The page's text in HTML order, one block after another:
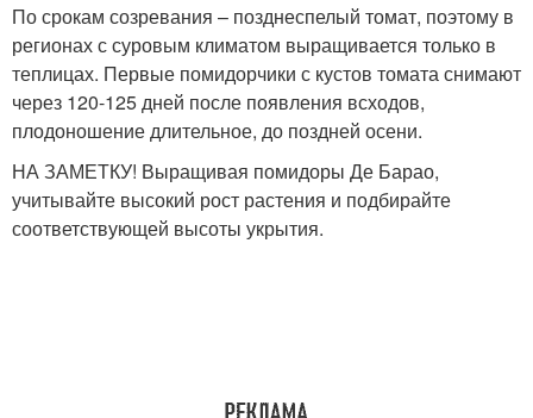
По срокам созревания – позднеспелый томат, поэтому в
регионах с суровым климатом выращивается только в
теплицах. Первые помидорчики с кустов томата снимают
через 120-125 дней после появления всходов,
плодоношение длительное, до поздней осени.
НА ЗАМЕТКУ! Выращивая помидоры Де Барао,
учитывайте высокий рост растения и подбирайте
соответствующей высоты укрытия.